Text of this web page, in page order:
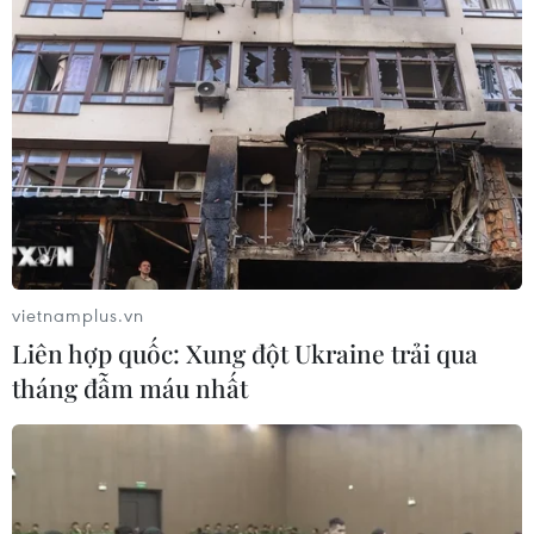
SEA Games 30: Đánh dấu bước tiến mới
của các bộ môn eSports
05/12/2019 13:32
Trở thành các bộ môn tranh huy chương tại SEA Games
vietnamplus.vn
Liên hợp quốc: Xung đột Ukraine trải qua
tháng đẫm máu nhất